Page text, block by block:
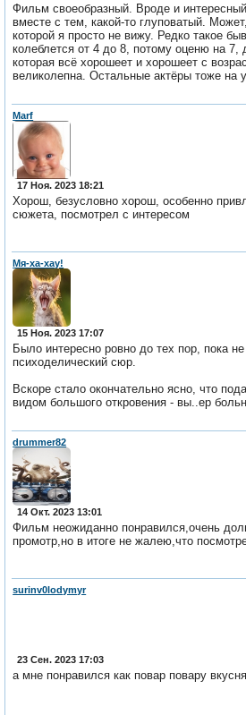
Фильм своеобразный. Вроде и
вместе с тем, какой-то глуповатый.
которой я просто не вижу. Редко такое
колеблется от 4 до 8, потому оценю на 7,
которая всё хорошеет и хорошеет с
великолепна. Остальные актёры тоже на
Marf
17 Ноя. 2023 18:21
Хорош, безусловно хорош, особенно
сюжета, посмотрел с интересом
Мя-ха-хау!
15 Ноя. 2023 17:07
Было интересно ровно до тех пор, пока
психоделический сюр.
Вскоре стало окончательно ясно, что
видом большого откровения - вы..ер
drummer82
14 Окт. 2023 13:01
Фильм неожиданно понравился,очень
промотр,но в итоге не жалею,что
surinv0lodymyr
23 Сен. 2023 17:03
а мне понравился как повар повару